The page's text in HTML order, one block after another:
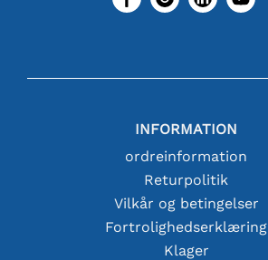
INFORMATION
ordreinformation
Returpolitik
Vilkår og betingelser
Fortrolighedserklæring
Klager